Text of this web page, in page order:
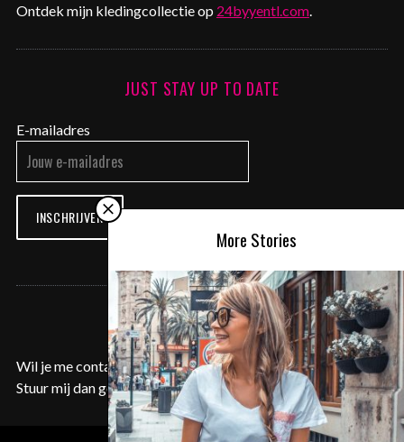
More Stories
Ontdek mijn kledingcollectie op 24byyentl.com.
JUST STAY UP TO DATE
E-mailadres
INSCHRIJVEN
CONTACT ME
Wil je me contacteren voor een samenwerking of aanvraag?
Stuur mij dan gerust een e-mail opcontact@justyentl.com.